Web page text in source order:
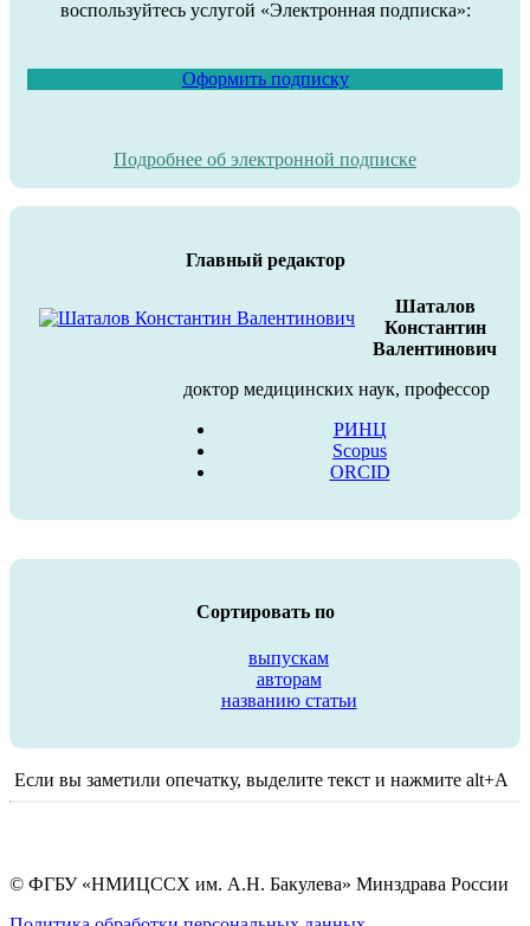
воспользуйтесь услугой «Электронная подписка»:
Оформить подписку
Подробнее об электронной подписке
Главный редактор
Шаталов
Константин
Валентинович
доктор медицинских наук, профессор
РИНЦ
Scopus
ORCID
Сортировать по
выпускам
авторам
названию статьи
Если вы заметили опечатку, выделите текст и нажмите alt+A
© ФГБУ «НМИЦССХ им. А.Н. Бакулева» Минздрава России